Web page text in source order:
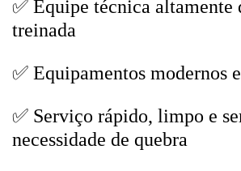
✅ Equipe técnica altamente
treinada
✅ Equipamentos modernos
✅ Serviço rápido, limpo e
necessidade de quebra